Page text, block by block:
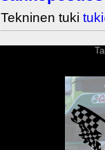
Tekninen tuki